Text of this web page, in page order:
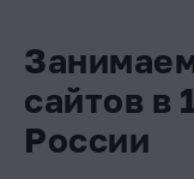
сайтов в
России